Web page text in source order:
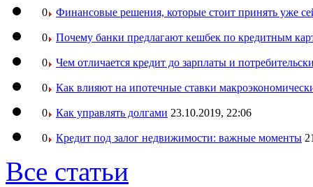
0 Финансовые решения, которые стоит принять уже
0 Почему банки предлагают кешбек по кредитным
0 Чем отличается кредит до зарплаты и
0 Как влияют на ипотечные ставки
0 Как управлять долгами 23.10.2019, 22:06
0 Кредит под залог недвижимости: важные моменты
Все статьи